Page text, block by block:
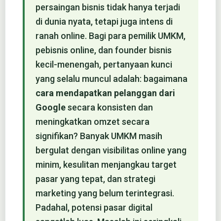
persaingan bisnis tidak hanya terjadi
di dunia nyata, tetapi juga intens di
ranah online. Bagi para pemilik UMKM,
pebisnis online, dan founder bisnis
kecil-menengah, pertanyaan kunci
yang selalu muncul adalah: bagaimana
cara mendapatkan pelanggan dari
Googlesecara konsisten dan
meningkatkan omzet secara
signifikan? Banyak UMKM masih
bergulat dengan visibilitas online yang
minim, kesulitan menjangkau target
pasar yang tepat, dan strategi
marketing yang belum terintegrasi.
Padahal, potensi pasar digital